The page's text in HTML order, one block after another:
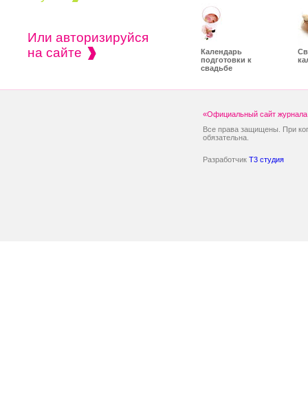
Или авторизируйся
на сайте
Календарь
подготовки к
свадьбе
«Официальный сайт журнала
Все права защищены. При
обязательна.
Разработчик T3 студия